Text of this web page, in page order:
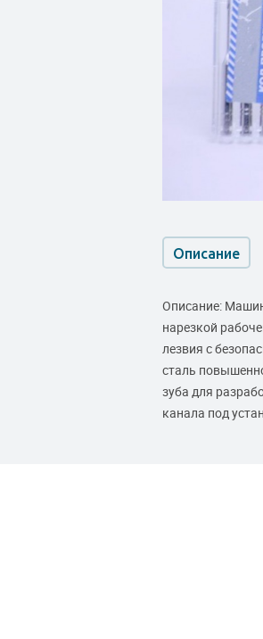
Описание
Описание:
нарезкой
лезвия с
сталь
зуба для
канала под